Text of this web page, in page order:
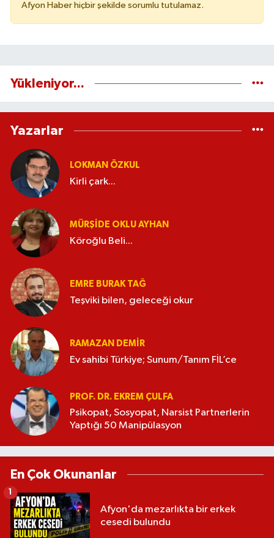
Afyon Haber hiçbir şekilde sorumlu tutulamaz.
Yükleniyor...
Yazarlar
LOKMAN ÖZKUL
Kirli çark...
MÜRŞIDE OKLU AYHAN
Köroğlu Beli...
EMRE BURAK TAĞ
Teşviki bilen, geleceği okur
RAMAZAN DEMİR
Ev sahibi Türkiye; Sunum/Tanım FİL’ce
PROF. DR. EKREM ÇULFA
Psikopat, Sosyopat, Narsist Partnerlerin
Yaptığı 50 Manipülasyon
En Çok Okunanlar
Afyon'da mezarlıkta bir erkek
cesedi bulundu
1